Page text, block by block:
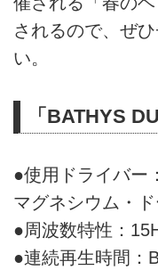
されるので、ぜ
い。
「BATHYS
●使用ドライバー
マグネシウム・
●周波数特性：
●連続再生時間：